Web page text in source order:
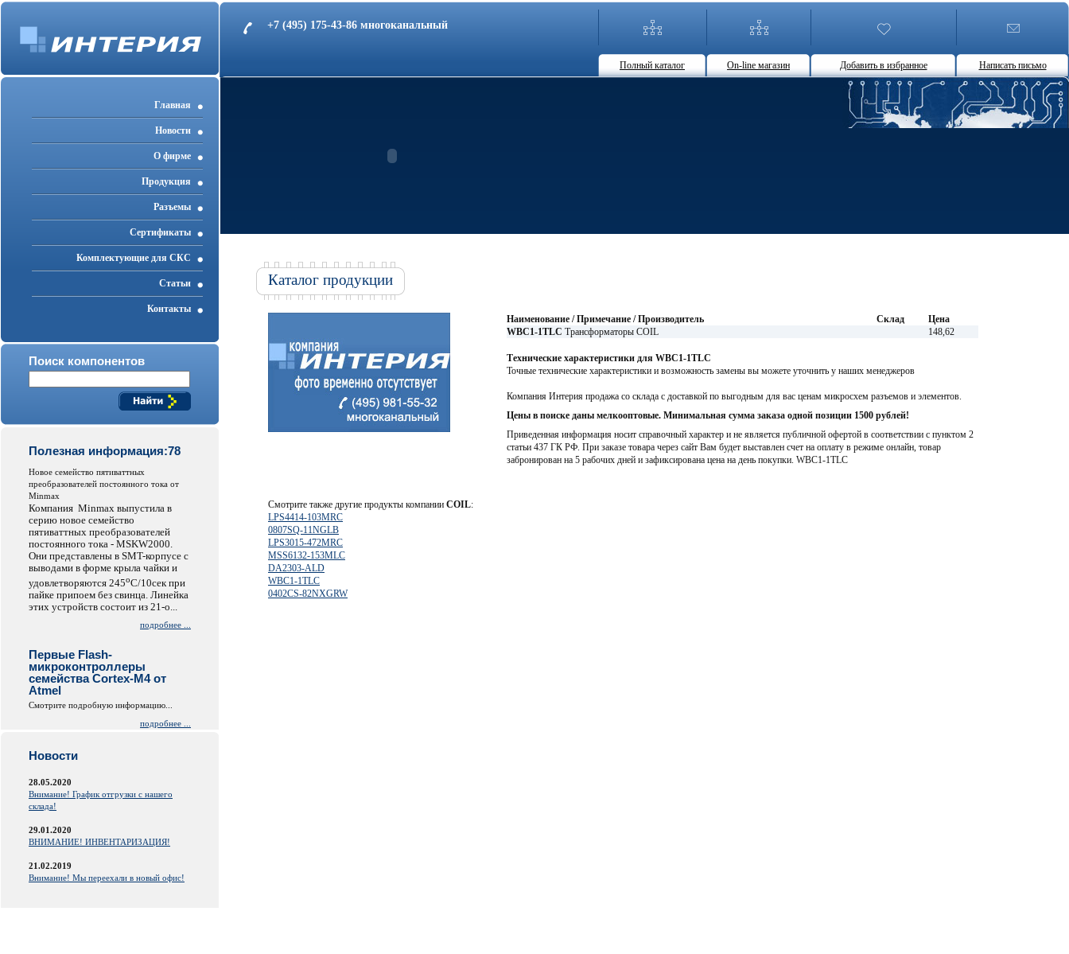
+7 (495) 175-43-86 многоканальный
Полный каталог On-line магазин Добавить в избранное Написать письмо
Главная
Новости
О фирме
Продукция
Разъемы
Cертификаты
Комплектующие для СКС
Статьи
Контакты
Поиск компонентов
Полезная информация:78
Hовое семейство пятиваттных
преобразователей постоянного тока от
Minmax
Компания Minmax выпустила в
серию новое семейство
пятиваттных преобразователей
постоянного тока - MSKW2000.
Они представлены в SMT-корпусе с
выводами в форме крыла чайки и
удовлетворяются 245oC/10сек при
пайке припоем без свинца. Линейка
этих устройств состоит из 21-о...
подробнее ...
Первые Flash-
микроконтроллеры
семейства Cortex-M4 от
Atmel
Смотрите подробную информацию...
подробнее ...
Новости
28.05.2020
Внимание! График отгрузки с нашего
склада!
29.01.2020
ВНИМАНИЕ! ИНВЕНТАРИЗАЦИЯ!
21.02.2019
Внимание! Мы переехали в новый офис!
Каталог продукции
Наименование / Примечание / Производитель Склад
Цена
WBC1-1TLC Трансформаторы COIL 148,62
Технические характеристики для WBC1-1TLC
Точные технические характеристики и возможность замены вы можете уточнить у наших менеджеров
Компания Интерия продажа со склада с доставкой по выгодным для вас ценам микросхем разъемов и элементов.
Цены в поиске даны мелкооптовые. Минимальная сумма заказа одной позиции 1500 рублей!
Приведенная информация носит справочный характер и не является публичной офертой в соответствии с пунктом 2
статьи 437 ГК РФ. При заказе товара через сайт Вам будет выставлен счет на оплату в режиме онлайн, товар
забронирован на 5 рабочих дней и зафиксирована цена на день покупки. WBC1-1TLC
Смотрите также другие продукты компании COIL:
LPS4414-103MRC
0807SQ-11NGLB
LPS3015-472MRC
MSS6132-153MLC
DA2303-ALD
WBC1-1TLC
0402CS-82NXGRW